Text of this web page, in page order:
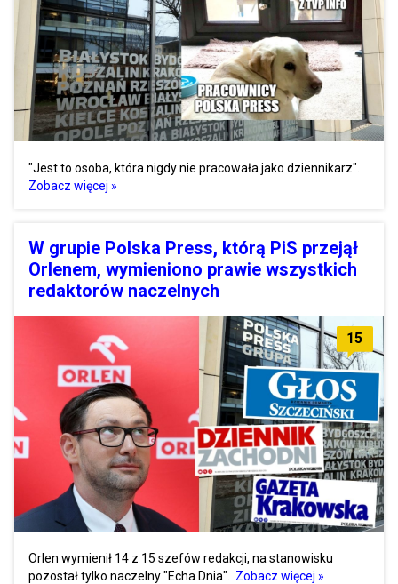
"Jest to osoba, która nigdy nie pracowała jako dziennikarz".
Zobacz więcej »
W grupie Polska Press, którą PiS przejął
Orlenem, wymieniono prawie wszystkich
redaktorów naczelnych
15
Orlen wymienił 14 z 15 szefów redakcji, na stanowisku
pozostał tylko naczelny "Echa Dnia".
Zobacz więcej »